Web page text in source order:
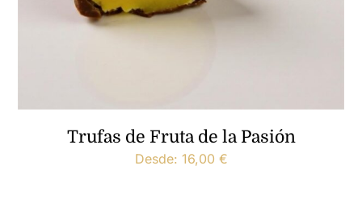
Trufas de Fruta de la Pasión
Desde: 16,00 €